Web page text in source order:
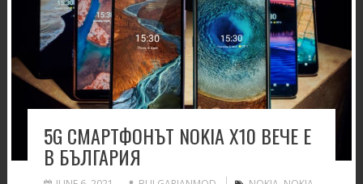
5G СМАРТФОНЪТ NOKIA X10 ВЕЧЕ Е
В БЪЛГАРИЯ